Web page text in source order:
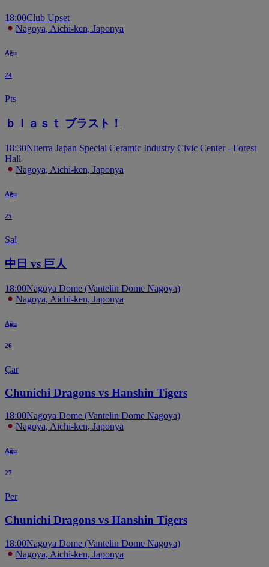
18:00Club Upset
Nagoya, Aichi-ken, Japonya
Ağu
24
Pts
ｂｌａｓｔ ブラスト！
18:30Niterra Japan Special Ceramic Industry Civic Center - Forest
Hall
Nagoya, Aichi-ken, Japonya
Ağu
25
Sal
中日 vs 巨人
18:00Nagoya Dome (Vantelin Dome Nagoya)
Nagoya, Aichi-ken, Japonya
Ağu
26
Çar
Chunichi Dragons vs Hanshin Tigers
18:00Nagoya Dome (Vantelin Dome Nagoya)
Nagoya, Aichi-ken, Japonya
Ağu
27
Per
Chunichi Dragons vs Hanshin Tigers
18:00Nagoya Dome (Vantelin Dome Nagoya)
Nagoya, Aichi-ken, Japonya